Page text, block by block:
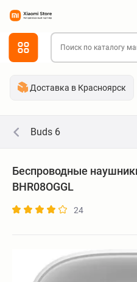
Доставка в Красноярск
Buds 6
Беспроводные
BHR08OGGL
24